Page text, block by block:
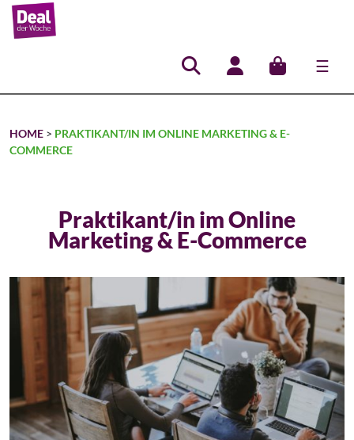
☰
Hauptnavigation
HOME > PRAKTIKANT/IN IM ONLINE MARKETING & E-
COMMERCE
Praktikant/in im Online
Marketing & E-Commerce